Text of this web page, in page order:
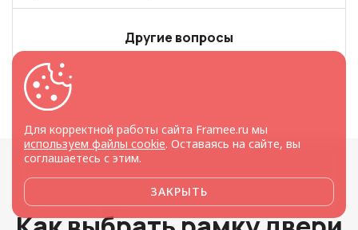
Другие вопросы
Для корректной работы сайта Framee.ru мы
используем файлы cookie. Оставаясь на сайте, вы
соглашаетесь с этим.
ЗАКРЫТЬ